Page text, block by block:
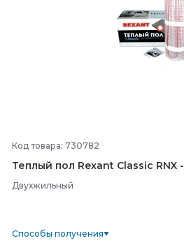
Код товара: 730782
Теплый пол Rexant Classic RNX -
Двухжильный
Способы получения